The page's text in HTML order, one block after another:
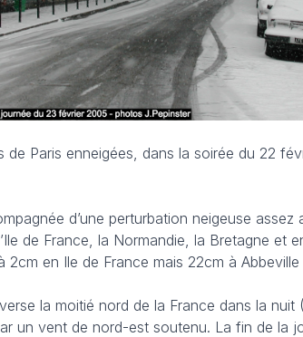
de Paris enneigées, dans la soirée du 22
d’une perturbation neigeuse
de France, la Normandie, la Bretagne et
en Ile de France mais 22cm à
la moitié nord de la France dans la nuit
un vent de nord-est soutenu. La fin de la